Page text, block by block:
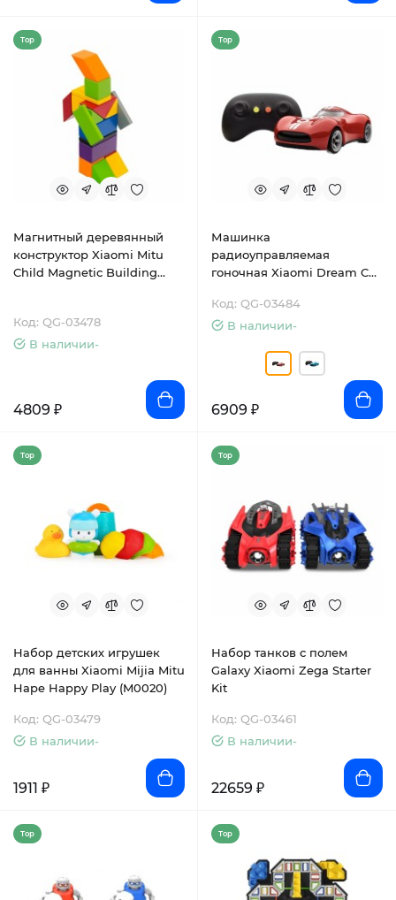
Top
Магнитный деревянный
конструктор Xiaomi Mitu
Child Magnetic Building
Код: QG-03478
В наличии-
4809 ₽
Top
Машинка
радиоуправляемая
гоночная Xiaomi Dream Car
Код: QG-03484
В наличии-
6909 ₽
Top
Набор детских игрушек
для ванны Xiaomi Mijia Mitu
Hape Happy Play (M0020)
Код: QG-03479
В наличии-
1911 ₽
Top
Набор танков с полем
Galaxy Xiaomi Zega Starter
Kit
Код: QG-03461
В наличии-
22659 ₽
Top Top